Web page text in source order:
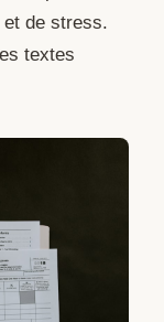
et de stress.
textes